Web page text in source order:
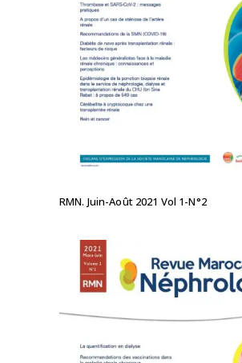
LIRE LA SUITE
RMN. Juin-Août 2021 Vol 1-N°2